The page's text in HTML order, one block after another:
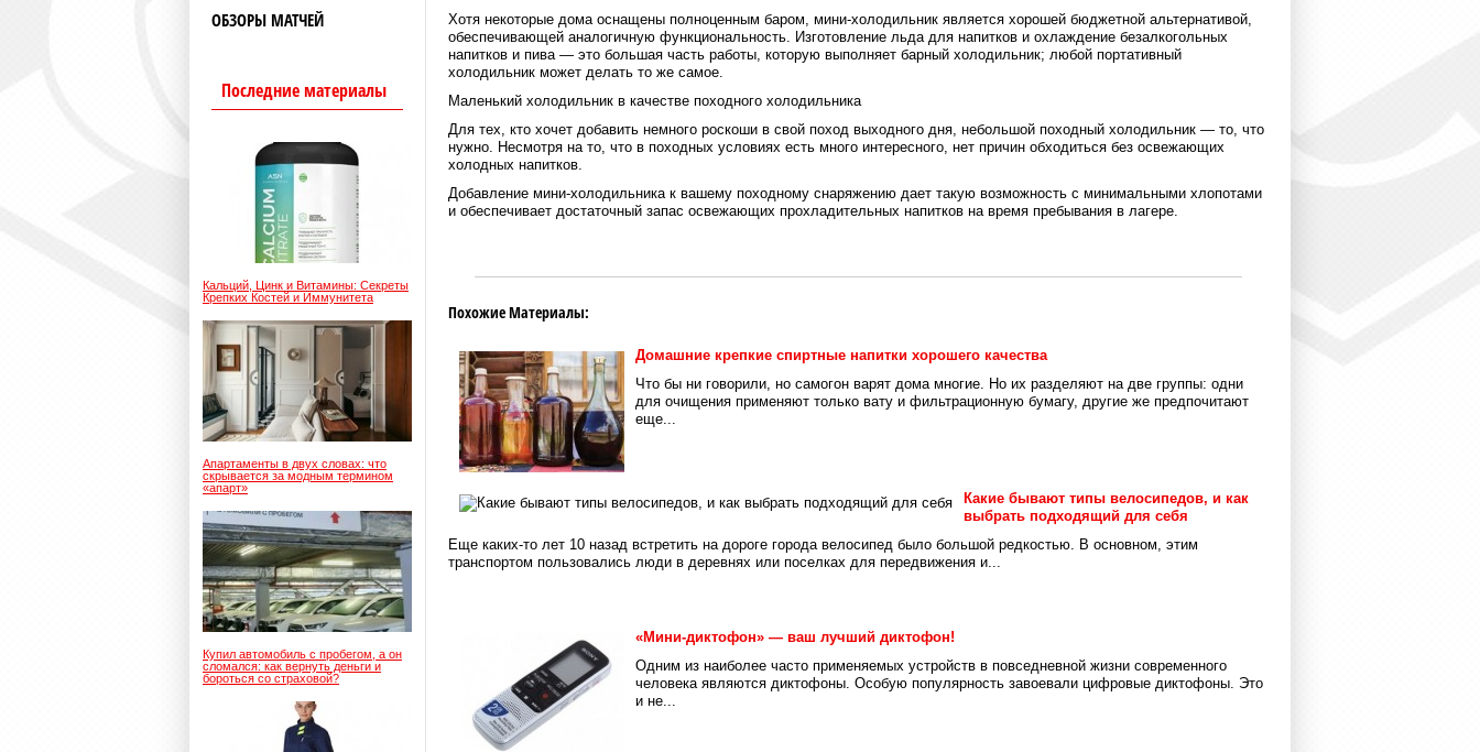
ОБЗОРЫ МАТЧЕЙ
Последние материалы
Кальций, Цинк и Витамины: Секреты
Крепких Костей и Иммунитета
Апартаменты в двух словах: что
скрывается за модным термином
«апарт»
Купил автомобиль с пробегом, а он
сломался: как вернуть деньги и
бороться со страховой?
Хотя некоторые дома оснащены полноценным баром, мини-холодильник является хорошей бюджетной альтернативой,
обеспечивающей аналогичную функциональность. Изготовление льда для напитков и охлаждение безалкогольных
напитков и пива — это большая часть работы, которую выполняет барный холодильник; любой портативный
холодильник может делать то же самое.
Маленький холодильник в качестве походного холодильника
Для тех, кто хочет добавить немного роскоши в свой поход выходного дня, небольшой походный холодильник — то, что
нужно. Несмотря на то, что в походных условиях есть много интересного, нет причин обходиться без освежающих
холодных напитков.
Добавление мини-холодильника к вашему походному снаряжению дает такую возможность с минимальными хлопотами
и обеспечивает достаточный запас освежающих прохладительных напитков на время пребывания в лагере.
Похожие Материалы:
Домашние крепкие спиртные напитки хорошего качества
Что бы ни говорили, но самогон варят дома многие. Но их разделяют на две группы: одни
для очищения применяют только вату и фильтрационную бумагу, другие же предпочитают
еще...
Какие бывают типы велосипедов, и как
выбрать подходящий для себя
Еще каких-то лет 10 назад встретить на дороге города велосипед было большой редкостью. В основном, этим
транспортом пользовались люди в деревнях или поселках для передвижения и...
«Мини-диктофон» — ваш лучший диктофон!
Одним из наиболее часто применяемых устройств в повседневной жизни современного
человека являются диктофоны. Особую популярность завоевали цифровые диктофоны. Это
и не...